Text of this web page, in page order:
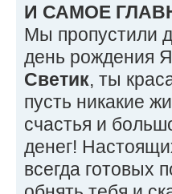
И САМОЕ
Мы пропустили
день рождения
Светик, ты
пусть никакие
счастья и
денег!
всегда готовых